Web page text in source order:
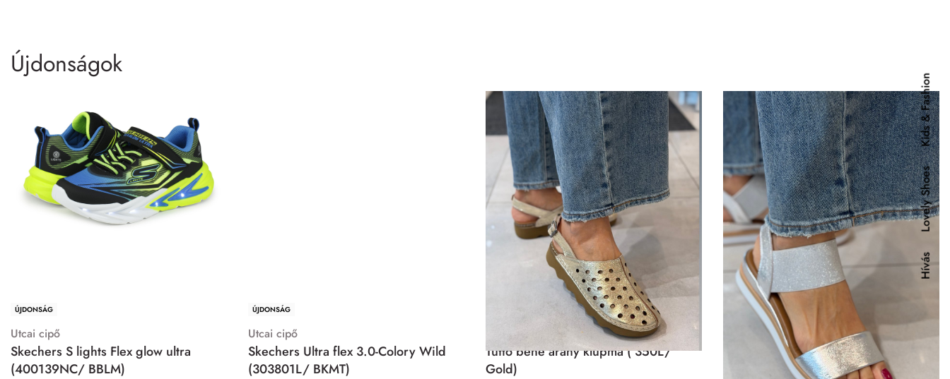
Újdonságok
ÚJDONSÁG
Utcai cipő
Skechers S lights Flex glow ultra
(400139NC/ BBLM)
ÚJDONSÁG
Utcai cipő
Skechers Ultra flex 3.0-Colory Wild
(303801L/ BKMT)
Szandál
Tutto bene arany klupma ( 350L/
Gold)
Tutto bene ezüst szandál gumis
betéttel ( 267493/silver)
Hívás
Lovely Shoes
Kids & Fashion